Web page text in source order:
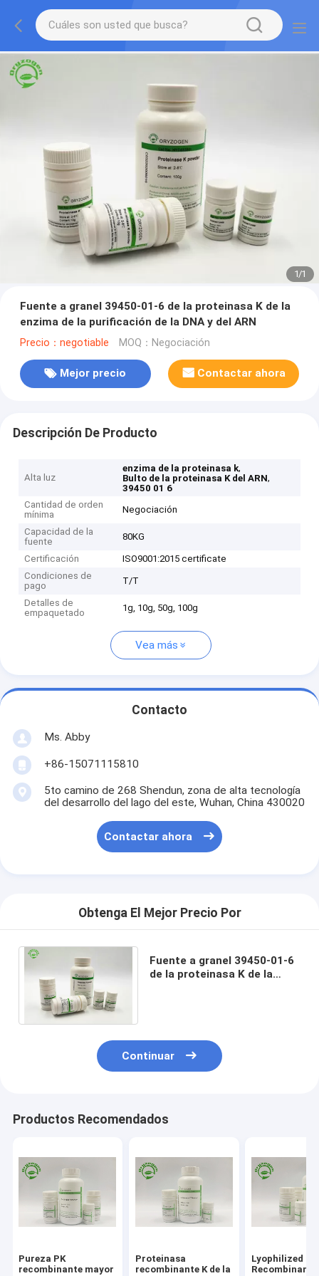
1/1
Fuente a granel 39450-01-6 de la proteinasa K de la
enzima de la purificación de la DNA y del ARN
Precio：negotiable MOQ：Negociación
Mejor precio Contactar ahora
Descripción De Producto
Alta luz
enzima de la proteinasa k,
Bulto de la proteinasa K del ARN,
39450 01 6
Cantidad de orden
mínima
Negociación
Capacidad de la
fuente
80KG
Certificación
ISO9001:2015 certificate
Condiciones de
pago
T/T
Detalles de
empaquetado
1g, 10g, 50g, 100g
Vea más
Contacto
Ms. Abby
+86-15071115810
5to camino de 268 Shendun, zona de alta tecnología
del desarrollo del lago del este, Wuhan, China 430020
Contactar ahora
Obtenga El Mejor Precio Por
Fuente a granel 39450-01-6
de la proteinasa K de la
Continuar
Productos Recomendados
Pureza PK
recombinante mayor
Proteinasa
recombinante K de la
Lyophilized
Recombinant